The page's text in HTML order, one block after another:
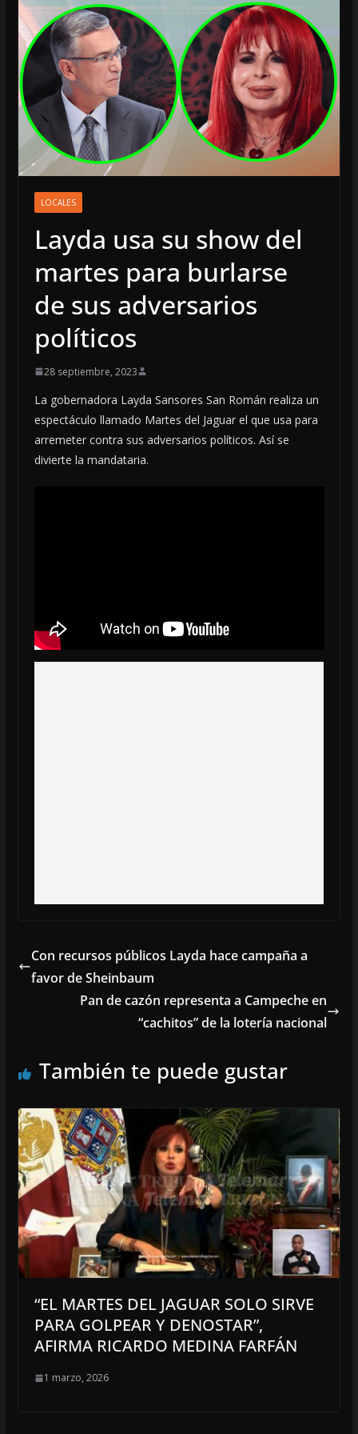
LOCALES
Layda usa su show del
martes para burlarse
de sus adversarios
políticos
28 septiembre, 2023
La gobernadora Layda Sansores San Román realiza un
espectáculo llamado Martes del Jaguar el que usa para
arremeter contra sus adversarios políticos. Así se
divierte la mandataria.
Con recursos públicos Layda hace campaña a
favor de Sheinbaum
Pan de cazón representa a Campeche en
“cachitos” de la lotería nacional
También te puede gustar
“EL MARTES DEL JAGUAR SOLO SIRVE
PARA GOLPEAR Y DENOSTAR”,
AFIRMA RICARDO MEDINA FARFÁN
1 marzo, 2026